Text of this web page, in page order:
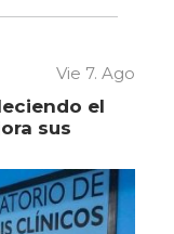
Vie 7. Ago
el
sus